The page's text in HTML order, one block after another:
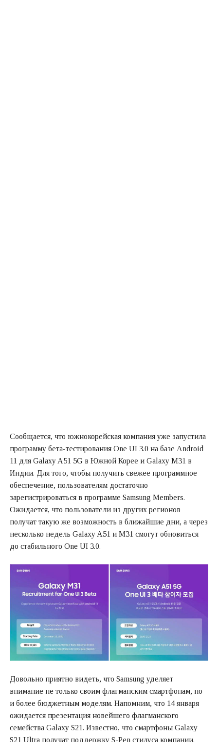
Сообщается, что южнокорейская компания уже запустила
программу бета-тестирования One UI 3.0 на базе Android
11 для Galaxy A51 5G в Южной Корее и Galaxy M31 в
Индии. Для того, чтобы получить свежее программное
обеспечение, пользователям достаточно
зарегистрироваться в программе Samsung Members.
Ожидается, что пользователи из других регионов
получат такую же возможность в ближайшие дни, а через
несколько недель Galaxy A51 и M31 смогут обновиться
до стабильного One UI 3.0.
Довольно приятно видеть, что Samsung уделяет
внимание не только своим флагманским смартфонам, но
и более бюджетным моделям. Напомним, что 14 января
ожидается презентация новейшего флагманского
семейства Galaxy S21. Известно, что смартфоны Galaxy
S21 Ultra получат поддержку S-Pen стилуса компании.